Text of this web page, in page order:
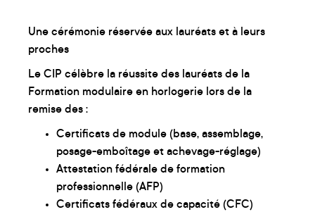
Une cérémonie réservée aux lauréats et à leurs
proches
Le CIP célèbre la réussite des lauréats de la
Formation modulaire en horlogerie lors de la
remise des :
Certificats de module (base, assemblage,
posage-emboîtage et achevage-réglage)
Attestation fédérale de formation
professionnelle (AFP)
Certificats fédéraux de capacité (CFC)